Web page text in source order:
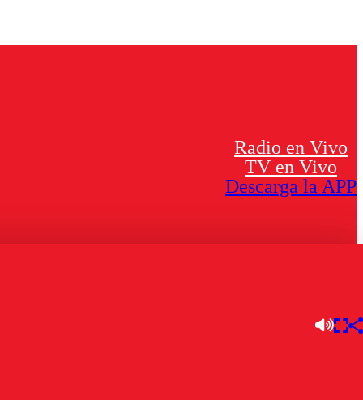
Radio en Vivo
TV en Vivo
Descarga la APP